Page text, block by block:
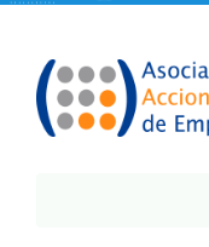
content